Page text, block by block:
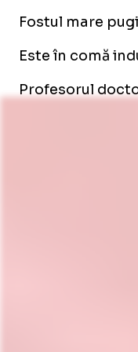
Fostul mare
Este în comă
Profesorul